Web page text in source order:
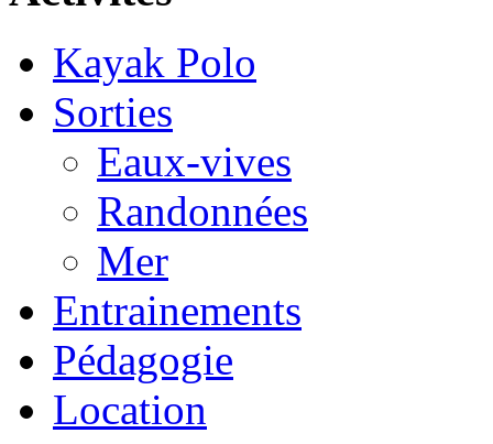
Kayak Polo
Sorties
Eaux-vives
Randonnées
Mer
Entrainements
Pédagogie
Location